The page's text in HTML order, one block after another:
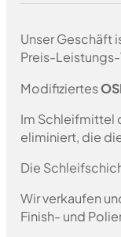
Unser Geschäft
Preis-
Modifiziertes
Im Schleifmittel
eliminiert, die
Die
Wir verkaufen
Finish- und